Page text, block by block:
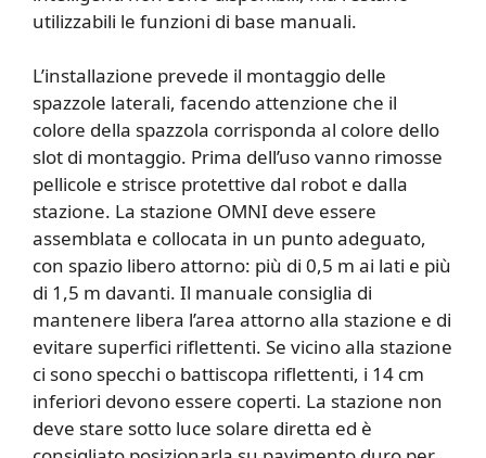
utilizzabili le funzioni di base manuali.
L’installazione prevede il montaggio delle
spazzole laterali, facendo attenzione che il
colore della spazzola corrisponda al colore dello
slot di montaggio. Prima dell’uso vanno rimosse
pellicole e strisce protettive dal robot e dalla
stazione. La stazione OMNI deve essere
assemblata e collocata in un punto adeguato,
con spazio libero attorno: più di 0,5 m ai lati e più
di 1,5 m davanti. Il manuale consiglia di
mantenere libera l’area attorno alla stazione e di
evitare superfici riflettenti. Se vicino alla stazione
ci sono specchi o battiscopa riflettenti, i 14 cm
inferiori devono essere coperti. La stazione non
deve stare sotto luce solare diretta ed è